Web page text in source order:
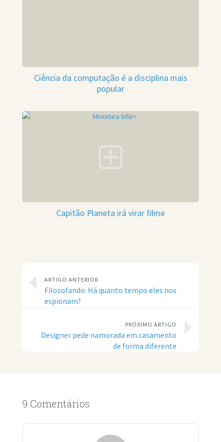
Ciência da computação é a disciplina mais
popular
Capitão Planeta irá virar filme
ARTIGO ANTERIOR
Filosofando: Há quanto tempo eles nos
espionam?
PRÓXIMO ARTIGO
Designer pede namorada em casamento
de forma diferente
9 Comentários